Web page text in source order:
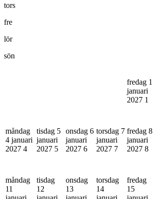
tors
fre
lör
sön
fredag 1
januari
2027 1
måndag
4 januari
2027 4
tisdag 5
januari
2027 5
onsdag 6
januari
2027 6
torsdag 7
januari
2027 7
fredag 8
januari
2027 8
måndag
11
tisdag
12
onsdag
13
torsdag
14
fredag
15